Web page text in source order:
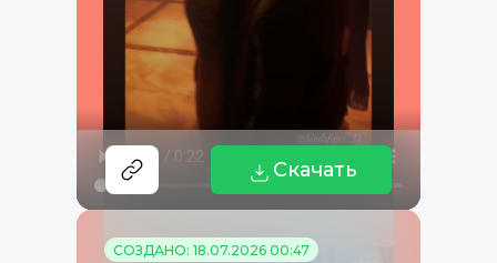
Скачать
СОЗДАНО: 18.07.2026 00:47